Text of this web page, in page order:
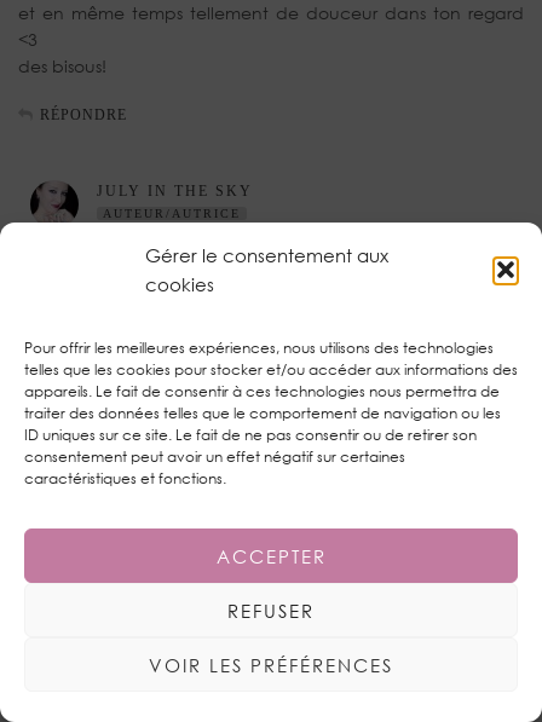
Gérer le consentement aux
cookies
Pour offrir les meilleures expériences, nous utilisons des technologies
telles que les cookies pour stocker et/ou accéder aux informations des
appareils. Le fait de consentir à ces technologies nous permettra de
traiter des données telles que le comportement de navigation ou les
ID uniques sur ce site. Le fait de ne pas consentir ou de retirer son
consentement peut avoir un effet négatif sur certaines
caractéristiques et fonctions.
ACCEPTER
REFUSER
VOIR LES PRÉFÉRENCES
et en même temps tellement de douceur dans ton regard
<3
des bisous!
RÉPONDRE
JULY IN THE SKY
AUTEUR/AUTRICE
Coucou. Merci c’est adorable. Je suis contente si mon
RÉPONDRE
ELEONORE
18 JUILLET 2016 / 12:01
Je suis trop contente que tu sois de retour, ton makeup est
top, tres poétique malgré les circonstances
malheureusement… Je n’avais pas entendu parle de la
duraline ça m’a l’air d’être quelque chose a avoir dans ses